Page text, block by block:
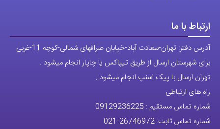
ارتباط با ما
آدرس دفتر: تهران-سعادت آباد-خیابان صرافهای شمالی-کوچه 11-غربی
برای شهرستان ارسال از طریق تیپاکس یا چاپار انجام میشود .
تهران ارسال با پیک اسنپ انجام میشود .
راه های ارتباطی
شماره تماس مستقیم : 09129236225
شماره تماس ثابت: 26746972
-021